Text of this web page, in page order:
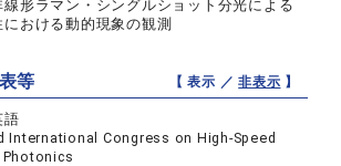
線形ラマン・シングルショット分光による
おける動的現象の観測
等 【 表示 ／非表示 】
語
International Congress on High-Speed